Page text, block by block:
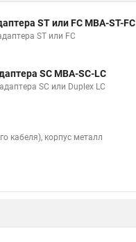
ST или FC MBA-ST-FC
ST или FC
SC MBA-SC-LC
SC или Duplex LC
кабеля), корпус металл